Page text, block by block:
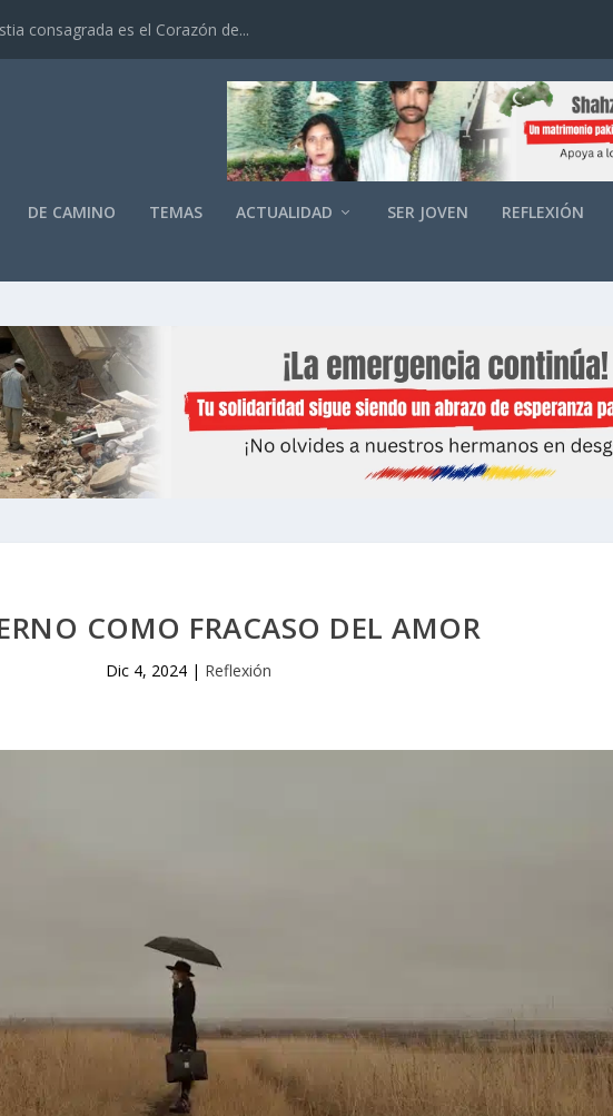
consagrada es el Corazón de...
DE CAMINO TEMAS ACTUALIDAD SER JOVEN REFLEXIÓN
COMO FRACASO DEL AMOR
Dic 4, 2024 | Reflexión